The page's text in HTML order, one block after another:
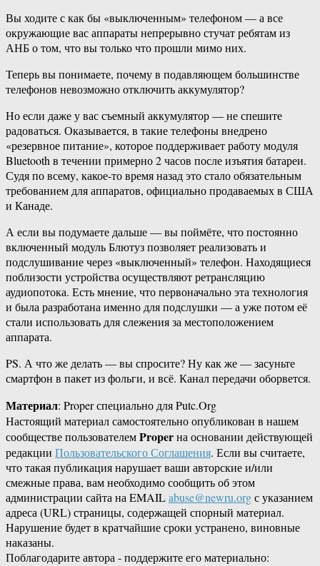
Вы ходите с как бы «выключенным» телефоном — а все
окружающие вас аппараты непрерывно стучат ребятам из
АНБ о том, что вы только что прошли мимо них.
Теперь вы понимаете, почему в подавляющем большинстве
телефонов невозможно отключить аккумулятор?
Но если даже у вас съемный аккумулятор — не спешите
радоваться. Оказывается, в такие телефоны внедрено
«резервное питание», которое поддерживает работу модуля
Bluetooth в течении примерно 2 часов после изъятия батареи.
Судя по всему, какое-то время назад это стало обязательным
требованием для аппаратов, официально продаваемых в США
и Канаде.
А если вы подумаете дальше — вы поймёте, что постоянно
включенный модуль Блютуз позволяет реализовать и
подслушивание через «выключенный» телефон. Находящиеся
поблизости устройства осуществляют ретрансляцию
аудиопотока. Есть мнение, что первоначально эта технология
и была разработана именно для подслушки — а уже потом её
стали использовать для слежения за местоположением
аппарата.
PS. А что же делать — вы спросите? Ну как же — засуньте
смартфон в пакет из фольги, и всё. Канал передачи оборвется.
Материал: Proper специально для Putc.Org
Настоящий материал самостоятельно опубликован в нашем
сообществе пользователемProperна основании действующей
редакции Пользовательского Соглашения. Если вы считаете,
что такая публикация нарушает ваши авторские и/или
смежные права, вам необходимо сообщить об этом
администрации сайта на EMAILabuse@newru.orgс указанием
адреса (URL) страницы, содержащей спорный материал.
Нарушение будет в кратчайшие сроки устранено, виновные
наказаны.
Поблагодарите автора - поддержите его материально: